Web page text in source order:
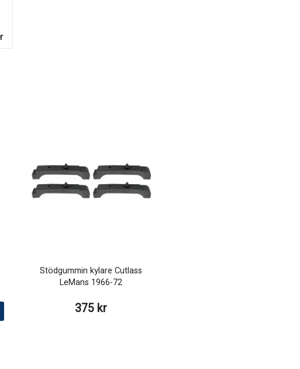
Stödgummin kylare Cutlass
LeMans 1966-72
375 kr